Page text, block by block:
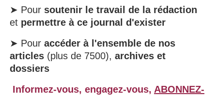
➤ Pour soutenir le travail de la rédaction
et permettre à ce journal d'exister
➤ Pour accéder à l'ensemble de nos
articles (plus de 7500), archives et
dossiers
Informez-vous, engagez-vous, ABONNEZ-